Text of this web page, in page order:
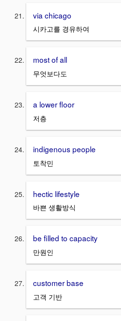
via chicago
시카고를 경유하여
most of all
무엇보다도
a lower floor
저층
indigenous people
토착민
hectic lifestyle
바쁜 생활방식
be filled to capacity
만원인
customer base
고객 기반